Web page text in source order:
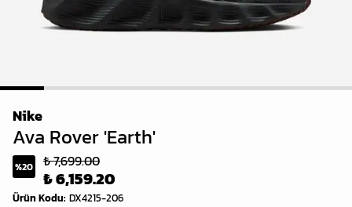
1 2 3 4 5 6 7 8
Nike
Ava Rover 'Earth'
%20 ₺ 7,699.00
₺ 6,159.20
Ürün Kodu: DX4215-206